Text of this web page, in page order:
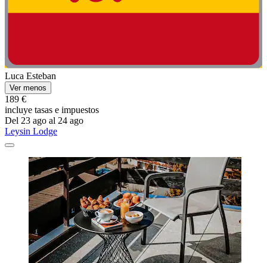
Luca Esteban
Ver menos
189 €
incluye tasas e impuestos
Del 23 ago al 24 ago
Leysin Lodge